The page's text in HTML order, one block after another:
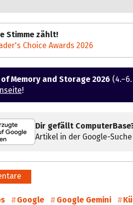
Stimme zählt!
Choice Awards 2026
Memory and Storage 2026
!
Dir gefällt
Artikel in der Google-
Google Google Gemini